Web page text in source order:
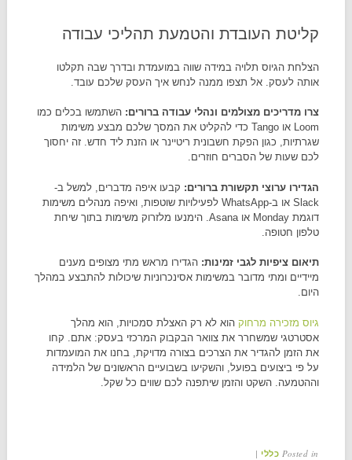
קליטת העובדת והטמעת תהליכי עבודה
הצלחת הגיוס תלויה במידה שווה במועמדת ובדרך שבה תקלטו
אותה לעסק. אל תצפו ממנה לנחש איך העסק שלכם עובד.
צרו מדריכים מצולמים ונהלי עבודה ברורים: השתמשו בכלים כמו
Loom או Tango כדי להקליט את המסך שלכם מבצע משימות
שגרתיות, כגון הפקת חשבונית ריטיינר או הזנת ליד חדש. זה יחסוך
לכם שעות של הסברים חוזרים.
הגדירו ערוצי תקשורת ברורים: קבעו איפה מדברים, למשל ב-
Slack או ב-WhatsApp לפעילויות שוטפות, ואיפה מנהלים משימות
דוגמת Monday או Asana. הימנעו מלזרוק משימות בתוך שיחת
טלפון חטופה.
תיאום ציפיות לגבי זמינות: הגדירו מראש מתי מצופים מענים
מיידיים ומתי מדובר במשימות אסינכרוניות שיכולות להתבצע במהלך
היום.
גיוס מזכירה מרחוקהוא לא רק האצלת סמכויות, הוא מהלך
אסטרטגי שמשחרר את צוואר הבקבוק המרכזי בעסק: אתם. קחו
את הזמן להגדיר את הצרכים בצורה מדויקת, בחנו את המועמדות
על פי ביצועים בפועל, והשקיעו בשבועיים הראשונים של הלמידה
וההטמעה. השקט והזמן שיתפנה לכם שווים כל שקל.
Posted in כללי |